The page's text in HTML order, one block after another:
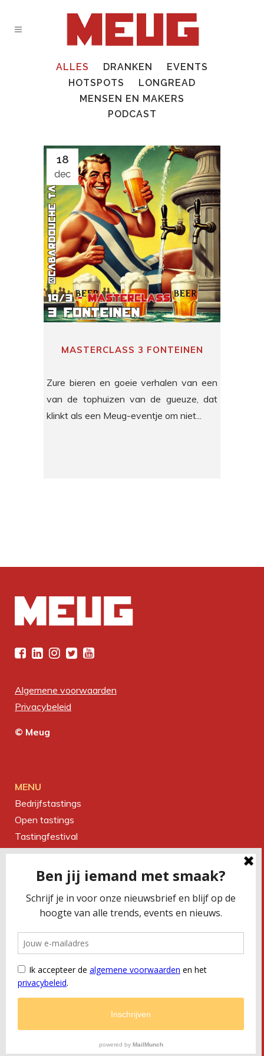
ALLES DRANKEN
EVENTS
HOTSPOTS
LONGREAD
MENSEN EN MAKERS
PODCAST
18
dec
MASTERCLASS 3 FONTEINEN
Zure bieren en goeie verhalen van een
van de tophuizen van de gueuze, dat
klinkt als een Meug-eventje om niet...
Algemene voorwaarden
Privacybeleid
© Meug
MENU
Bedrijfstastings
Open tastings
Tastingfestival
Magazine
Over ons
CONTACTEER ONS
Smaakbureau Meug
Kerkstraat 19 | 2060 Antwerpen
T +32 (0) 479 32 02 66
BE 0675 505 327